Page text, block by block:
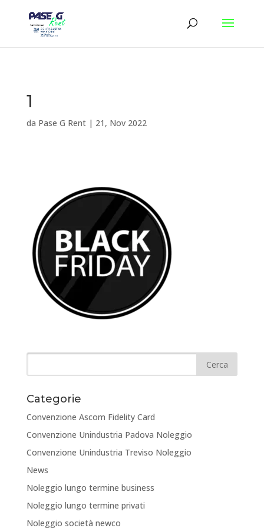
1
da Pase G Rent| 21, Nov 2022
Categorie
Convenzione Ascom Fidelity Card
Convenzione Unindustria Padova Noleggio
Convenzione Unindustria Treviso Noleggio
News
Noleggio lungo termine business
Noleggio lungo termine privati
Noleggio società newco